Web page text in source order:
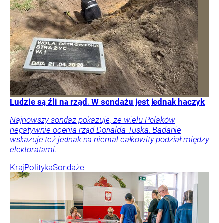
Ludzie są źli na rząd. W sondażu jest jednak haczyk
Najnowszy sondaż pokazuje, że wielu Polaków
negatywnie ocenia rząd Donalda Tuska. Badanie
wskazuje też jednak na niemal całkowity podział między
elektoratami.
KrajPolitykaSondaże